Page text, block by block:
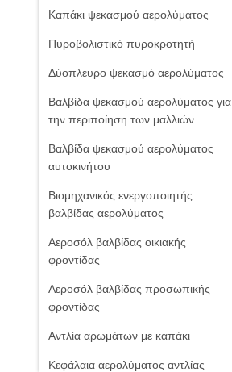
Καπάκι ψεκασμού αερολύματος
Πυροβολιστικό πυροκροτητή
Δύοπλευρο ψεκασμό αερολύματος
Βαλβίδα ψεκασμού αερολύματος για
την περιποίηση των μαλλιών
Βαλβίδα ψεκασμού αερολύματος
αυτοκινήτου
Βιομηχανικός ενεργοποιητής
βαλβίδας αερολύματος
Αεροσόλ βαλβίδας οικιακής
φροντίδας
Αεροσόλ βαλβίδας προσωπικής
φροντίδας
Αντλία αρωμάτων με καπάκι
Κεφάλαια αερολύματος αντλίας